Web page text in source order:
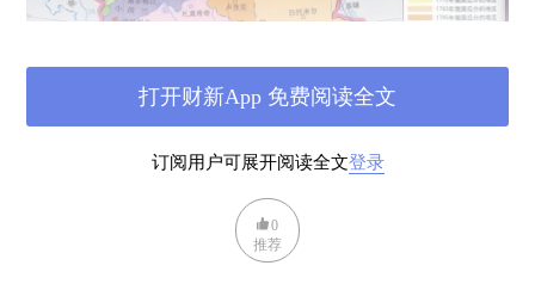
这个新生的国家是从沙俄、奥匈帝国、德意志帝国的
碎片拼合出来的，三套法律、三种官僚体系、三种行
政传统混杂在一起；在普鲁士刻板又高效的环境中成
长起来的人，发现很难适应那些在奥匈帝国成长之人
订阅用户可展开阅读全文登录
打开财新App 免费阅读全文
0
推荐